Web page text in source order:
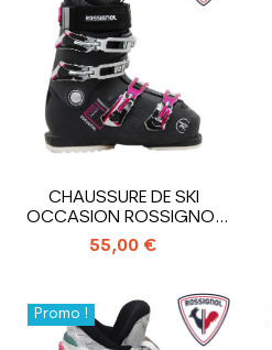
CHAUSSURE DE SKI
OCCASION ROSSIGNOL
PURE COMFORT
55,00 €
Promo !